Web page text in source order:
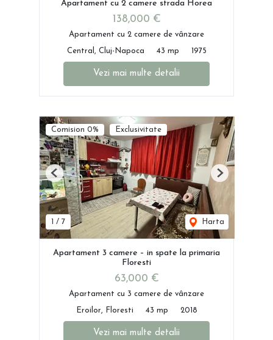
Apartament cu 2 camere strada Horea
138,000 €
Apartament cu 2 camere de vânzare
Central, Cluj-Napoca 43 mp 1975
Vezi mai multe detalii
Comision 0% Exclusivitate
1 / 7 Harta
Previous Next
Apartament 3 camere – in spate la primaria
Floresti
63,000 €
Apartament cu 3 camere de vânzare
Eroilor, Floresti 43 mp 2018
Vezi mai multe detalii